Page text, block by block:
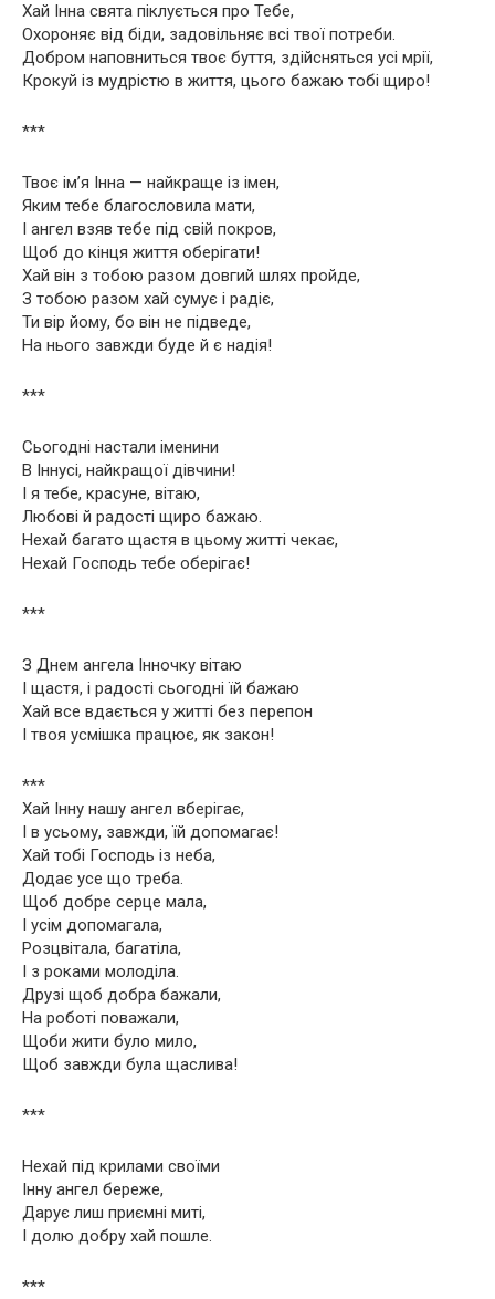
Хай Інна свята піклується про Тебе,
Охороняє від біди, задовільняє всі твої потреби.
Добром наповниться твоє буття, здійсняться усі мрії,
Крокуй із мудрістю в життя, цього бажаю тобі щиро!
***
Твоє ім’я Інна — найкраще із імен,
Яким тебе благословила мати,
І ангел взяв тебе під свій покров,
Щоб до кінця життя оберігати!
Хай він з тобою разом довгий шлях пройде,
З тобою разом хай сумує і радіє,
Ти вір йому, бо він не підведе,
На нього завжди буде й є надія!
***
Сьогодні настали іменини
В Іннусі, найкращої дівчини!
І я тебе, красуне, вітаю,
Любові й радості щиро бажаю.
Нехай багато щастя в цьому житті чекає,
Нехай Господь тебе оберігає!
***
З Днем ангела Інночку вітаю
І щастя, і радості сьогодні їй бажаю
Хай все вдається у житті без перепон
І твоя усмішка працює, як закон!
***
Хай Інну нашу ангел вберігає,
І в усьому, завжди, їй допомагає!
Хай тобі Господь із неба,
Додає усе що треба.
Щоб добре серце мала,
І усім допомагала,
Розцвітала, багатіла,
І з роками молоділа.
Друзі щоб добра бажали,
На роботі поважали,
Щоби жити було мило,
Щоб завжди була щаслива!
***
Нехай під крилами своїми
Інну ангел береже,
Дарує лиш приємні миті,
І долю добру хай пошле.
***